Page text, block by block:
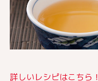
詳しいレシピはこちら！